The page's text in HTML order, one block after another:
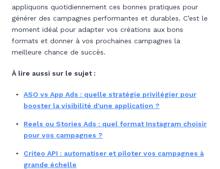
appliquons quotidiennement ces bonnes pratiques pour
générer des campagnes performantes et durables. C’est le
moment idéal pour adapter vos créations aux bons
formats et donner à vos prochaines campagnes la
meilleure chance de succès.
À lire aussi sur le sujet :
ASO vs App Ads : quelle stratégie privilégier pour
booster la visibilité d'une application ?
Reels ou Stories Ads : quel format Instagram choisir
pour vos campagnes ?
Criteo API : automatiser et piloter vos campagnes à
grande échelle